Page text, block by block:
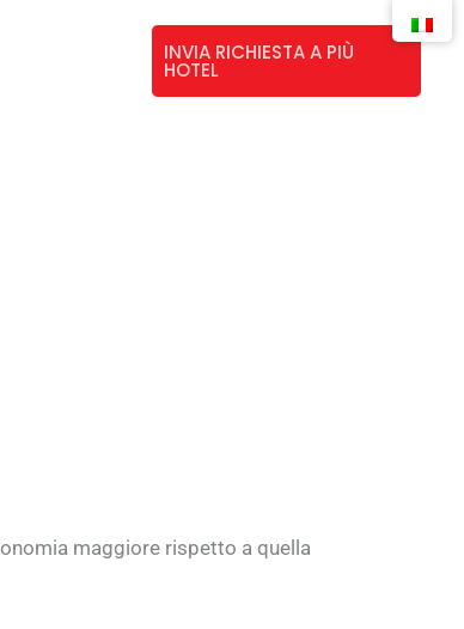
INVIA RICHIESTA A PIÙ
HOTEL
maggiore rispetto a quella